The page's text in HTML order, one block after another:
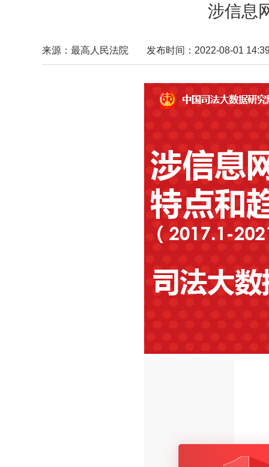
涉信息
来源：最高人民法院 发布时间：2022-08-01